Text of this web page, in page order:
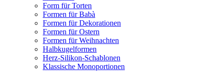
Form für Torten
Formen für Babà
Formen für Dekorationen
Formen für Ostern
Formen für Weihnachten
Halbkugelformen
Herz-Silikon-Schablonen
Klassische Monoportionen